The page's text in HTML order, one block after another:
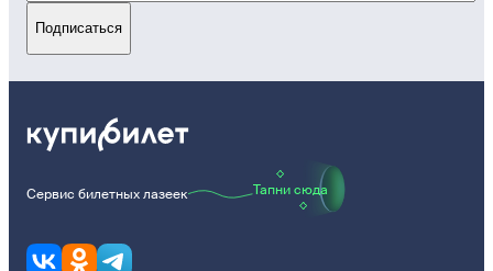
Подписаться
Сервис билетных лазеек Тапни сюда